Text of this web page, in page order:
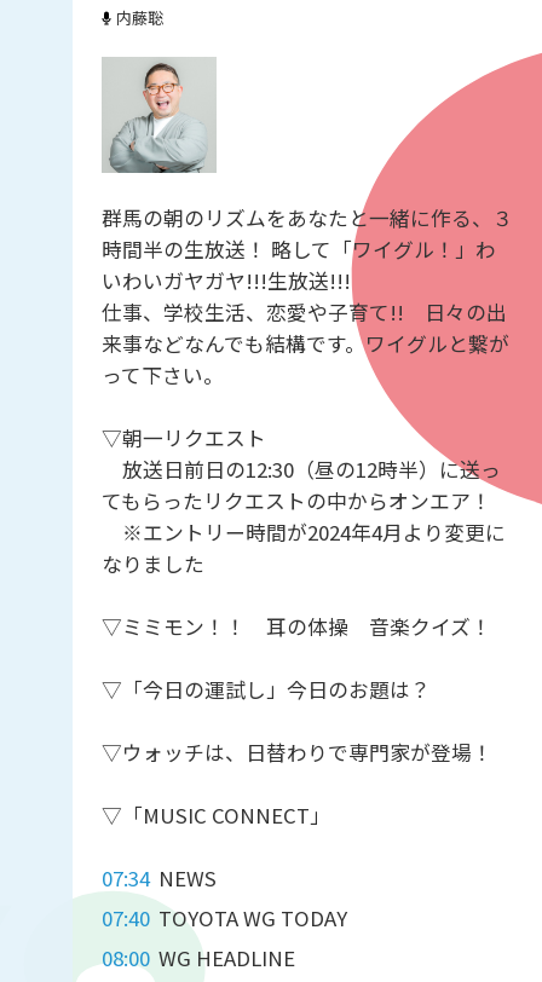
内藤聡
群馬の朝のリズムをあなたと一緒に作る、３
時間半の生放送！ 略して「ワイグル！」わ
いわいガヤガヤ!!!生放送!!!
仕事、学校生活、恋愛や子育て!! 日々の出
来事などなんでも結構です。ワイグルと繋が
って下さい。
▽朝一リクエスト
放送日前日の12:30（昼の12時半）に送っ
てもらったリクエストの中からオンエア！
※エントリー時間が2024年4月より変更に
なりました
▽ミミモン！！ 耳の体操 音楽クイズ！
▽「今日の運試し」今日のお題は？
▽ウォッチは、日替わりで専門家が登場！
▽「MUSIC CONNECT」
07:34 NEWS
07:40 TOYOTA WG TODAY
08:00 WG HEADLINE